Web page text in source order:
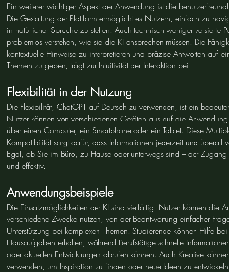
Ein weiterer wichtiger Aspekt der Anwendung ist die
Die Gestaltung der Plattform ermöglicht es Nutzern, einfach zu
in natürlicher Sprache zu stellen. Auch technisch weniger versierte
problemlos verstehen, wie sie die KI ansprechen müssen. Die
kontextuelle Hinweise zu interpretieren und präzise Antworten auf
Themen zu geben, trägt zur Intuitivität der Interaktion bei.
Flexibilität in der Nutzung
Die Flexibilität, ChatGPT auf Deutsch zu verwenden, ist ein
Nutzer können von verschiedenen Geräten aus auf die
über einen Computer, ein Smartphone oder ein Tablet. Diese
Kompatibilität sorgt dafür, dass Informationen jederzeit und überall
Egal, ob Sie im Büro, zu Hause oder unterwegs sind – der
und effektiv.
Anwendungsbeispiele
Die Einsatzmöglichkeiten der KI sind vielfältig. Nutzer können die
verschiedene Zwecke nutzen, von der Beantwortung einfacher
Unterstützung bei komplexen Themen. Studierende können Hilfe bei
Hausaufgaben erhalten, während Berufstätige schnelle
oder aktuellen Entwicklungen abrufen können. Auch Kreative
verwenden, um Inspiration zu finden oder neue Ideen zu entwickeln.